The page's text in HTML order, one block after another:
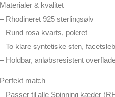
Materialer & kvalitet
– Rhodineret 925 sterlingsølv
– Rund rosa kvarts, poleret
– To klare syntetiske sten,
– Holdbar, anløbsresistent overflade
Perfekt match
– Passer til alle Spinning kæder